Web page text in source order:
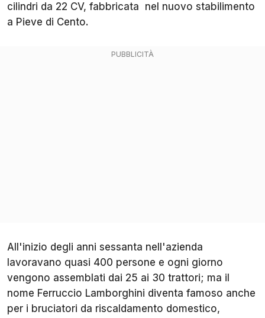
cilindri da 22 CV, fabbricata nel nuovo stabilimento
a Pieve di Cento.
All'inizio degli anni sessanta nell'azienda
lavoravano quasi 400 persone e ogni giorno
vengono assemblati dai 25 ai 30 trattori; ma il
nome Ferruccio Lamborghini diventa famoso anche
per i bruciatori da riscaldamento domestico,